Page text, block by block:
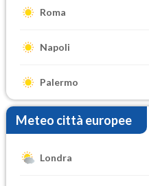
Roma
Napoli
Palermo
Meteo città europee
Londra